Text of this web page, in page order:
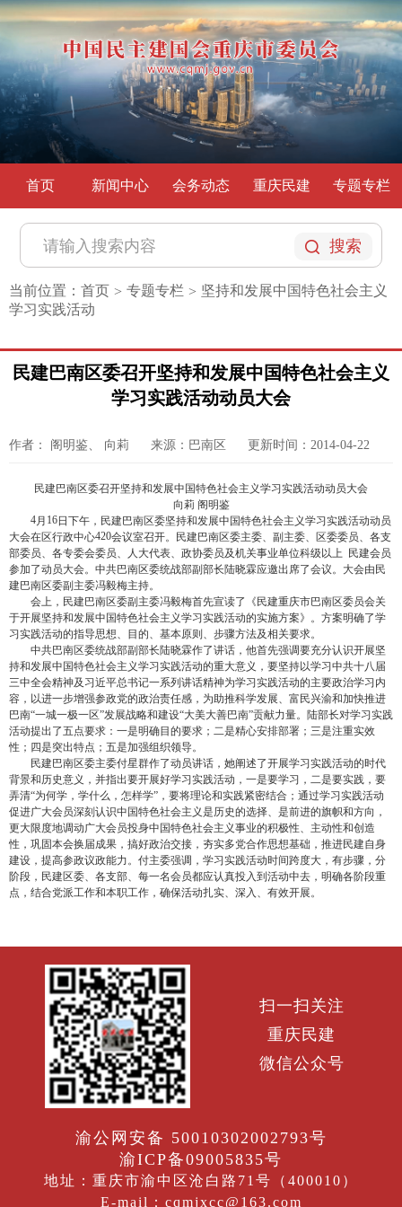
首页 新闻中心 会务动态 重庆民建 专题专栏
搜索
当前位置： 首页 > 专题专栏 > 坚持和发展中国特色社会主义
学习实践活动
民建巴南区委召开坚持和发展中国特色社会主义
学习实践活动动员大会
作者： 阁明鉴、 向莉 来源：巴南区 更新时间：2014-04-22
民建巴南区委召开坚持和发展中国特色社会主义学习实践活动动员大会
向莉 阁明鉴
4月 16日下午，民建巴南区委坚持和发展中国特色社会主义学习实践活动动员
大会在区行政中心420会议室召开。民建巴南区委主委、副主委、区委委员、各支
部委员、各专委会委员、人大代表、政协委员及机关事业单位科级以上 民建会员
参加了动员大会。中共巴南区委统战部副部长陆晓霖应邀出席了会议。大会由民
建巴南区委副主委冯毅梅主持。
会上，民建巴南区委副主委冯毅梅首先宣读了《民建重庆市巴南区委员会关
于开展坚持和发展中国特色社会主义学习实践活动的实施方案》。方案明确了学
习实践活动的指导思想、目的、基本原则、步骤方法及相关要求。
中共巴南区委统战部副部长陆晓霖作了讲话，他首先强调要充分认识开展坚
持和发展中国特色社会主义学习实践活动的重大意义，要坚持以学习中共十八届
三中全会精神及习近平总书记一系列讲话精神为学习实践活动的主要政治学习内
容，以进一步增强参政党的政治责任感，为助推科学发展、富民兴渝和加快推进
巴南“一城一极一区”发展战略和建设“大美大善巴南”贡献力量。陆部长对学习实践
活动提出了五点要求：一是明确目的要求；二是精心安排部署；三是注重实效
性；四是突出特点；五是加强组织领导。
民建巴南区委主委付星群作了动员讲话，她阐述了开展学习实践活动的时代
背景和历史意义，并指出要开展好学习实践活动，一是要学习，二是要实践，要
弄清“为何学，学什么，怎样学”，要将理论和实践紧密结合；通过学习实践活动
促进广大会员深刻认识中国特色社会主义是历史的选择、是前进的旗帜和方向，
更大限度地调动广大会员投身中国特色社会主义事业的积极性、主动性和创造
性，巩固本会换届成果，搞好政治交接，夯实多党合作思想基础，推进民建自身
建设，提高参政议政能力。付主委强调，学习实践活动时间跨度大，有步骤，分
阶段，民建区委、各支部、每一名会员都应认真投入到活动中去，明确各阶段重
点，结合党派工作和本职工作，确保活动扎实、深入、有效开展。
扫一扫关注
重庆民建
微信公众号
渝公网安备 50010302002793号
渝ICP备09005835号
地址：重庆市渝中区沧白路71号（400010）
E-mail：cqmjxcc@163.com